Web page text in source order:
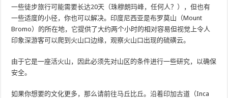
一些徒步旅行可能需要长达20天（珠穆朗玛峰，任何人？），但也有
一些适度的小径，你也可以解决。印度尼西亚是布罗莫山（Mount
Bromo）的所在地，它提供了大约两个小时的相对容易但视觉上令人
印象深游客可以爬到火山口边缘，观察火山口出现的硫磺云。
由于它是一座活火山，因此必须先对山区的条件进行一些研究，以确保
安全。
如果你想要的文化更多，那么请前往马丘比丘。沿着印加古道（Inca